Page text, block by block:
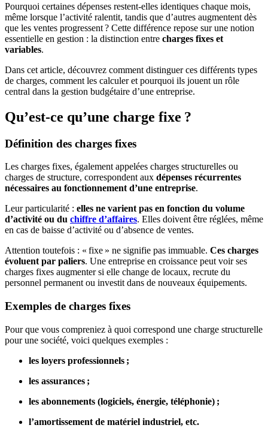
Pourquoi certaines dépenses restent-elles identiques chaque mois,
même lorsque l’activité ralentit, tandis que d’autres augmentent dès
que les ventes progressent ? Cette différence repose sur une notion
essentielle en gestion : la distinction entre charges fixes et
variables.
Dans cet article, découvrez comment distinguer ces différents types
de charges, comment les calculer et pourquoi ils jouent un rôle
central dans la gestion budgétaire d’une entreprise.
Qu’est-ce qu’une charge fixe ?
Définition des charges fixes
Les charges fixes, également appelées charges structurelles ou
charges de structure, correspondent aux dépenses récurrentes
nécessaires au fonctionnement d’une entreprise.
Leur particularité : elles ne varient pas en fonction du volume
d’activité ou du chiffre d’affaires. Elles doivent être réglées, même
en cas de baisse d’activité ou d’absence de ventes.
Attention toutefois : « fixe » ne signifie pas immuable. Ces charges
évoluent par paliers. Une entreprise en croissance peut voir ses
charges fixes augmenter si elle change de locaux, recrute du
personnel permanent ou investit dans de nouveaux équipements.
Exemples de charges fixes
Pour que vous compreniez à quoi correspond une charge structurelle
pour une société, voici quelques exemples :
les loyers professionnels ;
les assurances ;
les abonnements (logiciels, énergie, téléphonie) ;
l’amortissement de matériel industriel, etc.